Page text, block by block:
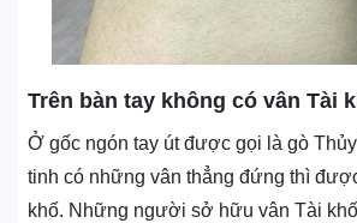
Trên bàn tay không có vân Tài
Ở gốc ngón tay út được gọi là gò
tinh có những vân thẳng đứng thì
khố. Những người sở hữu vân Tài